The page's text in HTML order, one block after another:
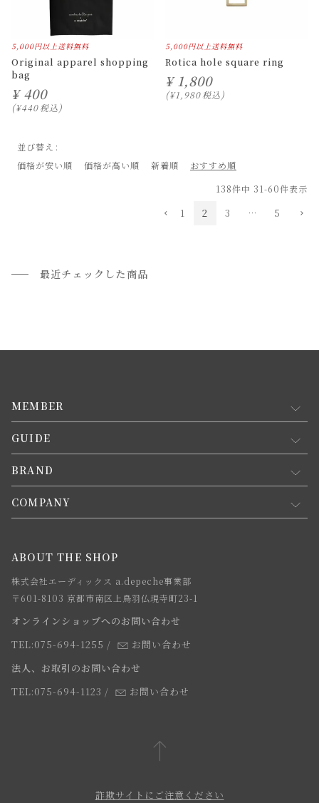
5,000円以上送料無料
Original apparel shopping
bag
¥ 400
¥440税込
5,000円以上送料無料
Rotica hole square ring
¥ 1,800
¥1,980税込
並び替え
価格が安い順
価格が高い順 新着順
おすすめ順
138件中 31-60件表示
1 2 3 … 5
最近チェックした商品
MEMBER
マイページ
新規会員登録
会員規約について
GUIDE
お買い物ガイド
会員登録について
お支払方法について
お届けについて
よくあるご質問
BRAND
コンセプト
webカタログ
COMPANY
店舗一覧
求人情報
法人のお客様
スタッフ
ABOUT THE SHOP
株式会社エーディックス a.depeche事業部
〒601-8103 京都市南区上鳥羽仏現寺町23-1
オンラインショップへのお問い合わせ
TEL:075-694-1255 /
お問い合わせ
法人、お取引のお問い合わせ
TEL:075-694-1123 / お問い合わせ
詐欺サイトにご注意ください